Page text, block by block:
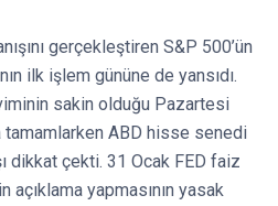
gerçekleştiren S&P 500’ün
ilk işlem gününe de yansıdı.
sakin olduğu Pazartesi
tamamlarken ABD hisse senedi
dikkat çekti. 31 Ocak FED faiz
yapmasının yasak